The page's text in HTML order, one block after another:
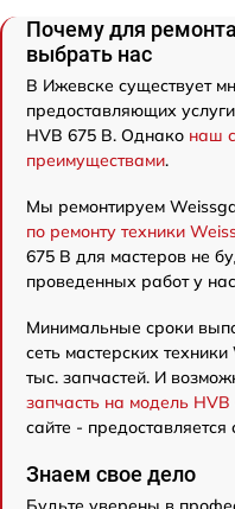
Почему для
выбрать нас
В Ижевске существует
предоставляющих
HVB 675 B. Однако наш
преимуществами.
Мы ремонтируем
по ремонту техники
675 B для мастеров не
проведенных работ у
Минимальные сроки
сеть мастерских
тыс. запчастей. И
запчасть на модель HVB
сайте -
Знаем свое дело